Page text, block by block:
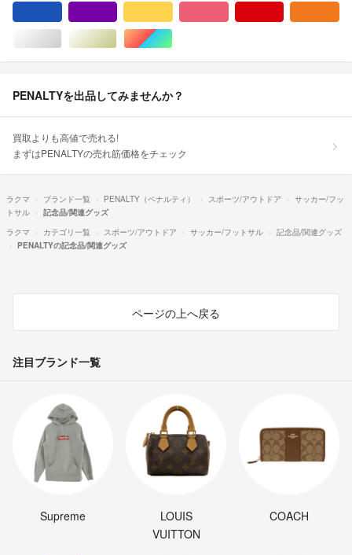
シルバー/銀色系ゴールド/金色系マルチカラー
PENALTYを出品してみませんか？
買取よりも高値で売れる!
まずはPENALTYの売れ筋価格をチェック
ラクマ ブランド一覧 PENALTY（ペナルティ） スポーツ/アウトドア
サッカー/フッ
トサル
記念品/関連グッズ
ラクマ
カテゴリ一覧 スポーツ/アウトドア サッカー/フットサル
記念品/関連グッズ
PENALTYの記念品/関連グッズ
ページの上へ戻る
注目ブランド一覧
Supreme
LOUIS
VUITTON
COACH